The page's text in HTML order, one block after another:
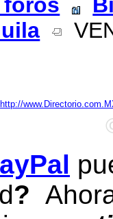
http://
?